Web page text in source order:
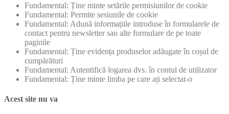
Fundamental: Ține minte setările permisiunilor de cookie
Fundamental: Permite sesiunile de cookie
Fundamental: Adună informațiile introduse în formularele de
contact pentru newsletter sau alte formulare de pe toate
paginile
Fundamental: Ține evidența produselor adăugate în coșul de
cumpărături
Fundamental: Autentifică logarea dvs. în contul de utilizator
Fundamental: Ține minte limba pe care ați selectat-o
Acest site nu va